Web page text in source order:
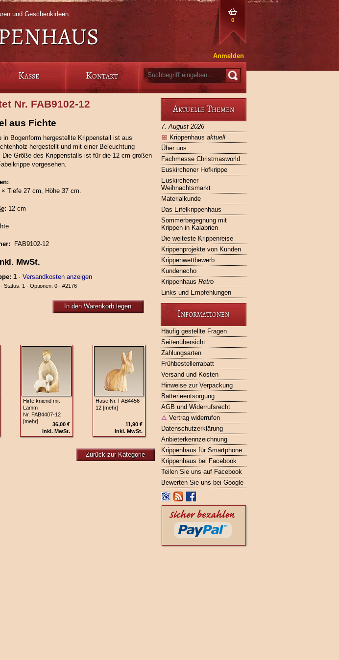
0
und Geschenkideen
Anmelden
Kasse Kontakt
Aktuelle Themen
7. August 2026
📅 Krippenhaus aktuell
Über uns
Fachmesse Christmasworld
Euskirchener Hofkrippe
Euskirchener
Weihnachtsmarkt
Materialkunde
Das Eifelkrippenhaus
Sommerbegegnung mit
Krippen in Kalabrien
Die weiteste Krippenreise
Krippenprojekte von Kunden
Krippenwettbewerb
Kundenecho
Krippenhaus Retro
Links und Empfehlungen
Informationen
Häufig gestellte Fragen
Seitenübersicht
Zahlungsarten
Frühbestellerrabatt
Versand und Kosten
Hinweise zur Verpackung
Batterieentsorgung
AGB und Widerrufsrecht
⚠ Vertrag widerrufen
Datenschutzerklärung
Anbieterkennzeichnung
Krippenhaus für Smartphone
Krippenhaus bei Facebook
Teilen Sie uns auf Facebook
Bewerten Sie uns bei Google
Nr. FAB9102-12
aus Fichte
in Bogenform hergestellte Krippenstall ist aus
hergestellt und mit einer Beleuchtung
Die Größe des Krippenstalls ist für die 12 cm großen
vorgesehen.
× Tiefe 27 cm, Höhe 37 cm.
: 12 cm
FAB9102-12
MwSt.
1· Versandkosten anzeigen
Status: 1 · Optionen: 0 · #2176
In den Warenkorb legen
Hirte kniend mit
Lamm
Nr. FAB4407-12
[mehr]
36,00 €
inkl. MwSt.
Hase Nr. FAB4456-
12 [mehr]
11,90 €
inkl. MwSt.
Zurück zur Kategorie